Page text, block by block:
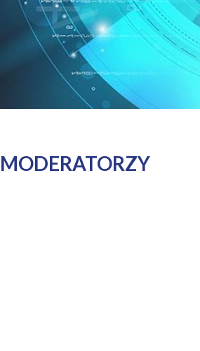
MODERATORZY